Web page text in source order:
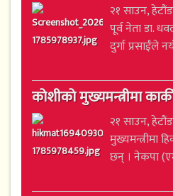
२१ साउन, हेटौंडा
पूर्व नेता डा.
दुर्गा प्रसाईंले
कोशीको मुख्यमन्त्रीमा
२१ साउन,
मुख्यमन्त्रीमा
छन् । नेकपा